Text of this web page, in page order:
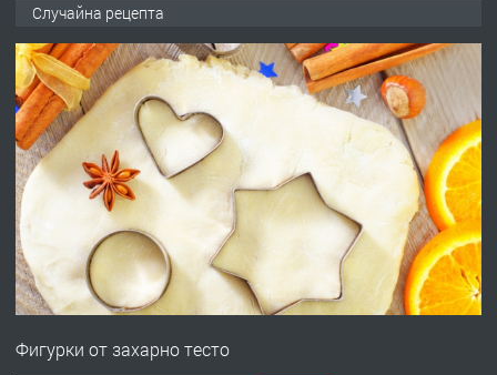
преди 6 месеца
ПРЕДЛАГА
Заведение /ресторант, бистро/ в с.
Чакаларово, община Кирково
преди 7 месеца
ПРЕДЛАГА
Гараж под наем в супер център
Случайна рецепта
Фигурки от захарно тесто